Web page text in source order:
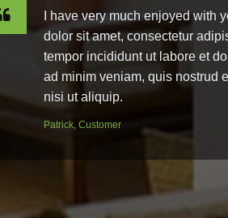
I have very much enjoyed with
dolor sit amet, consectetur
tempor incididunt ut labore et
ad minim veniam, quis nostrud
nisi ut aliquip.
Patrick, Customer